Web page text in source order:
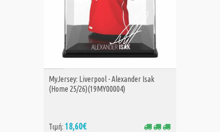
ΑΓΟΡΑ
MyJersey: Liverpool - Alexander Isak
(Home 25/26)(19MY00004)
Τιμή: 18,60€